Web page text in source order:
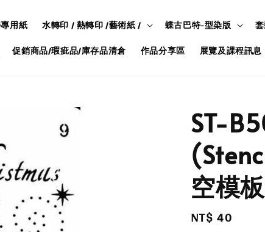
用紙 水轉印 / 熱轉印 /藝術紙 / 蝶古巴特-型染版
促銷商品/瑕疵品/庫存品清倉 作品分享區 展覽及課程訊息
ST-
空模
Regular
NT$ 40